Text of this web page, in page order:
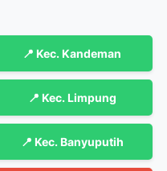
📍 Kec. Kandeman
📍 Kec. Limpung
📍 Kec. Banyuputih